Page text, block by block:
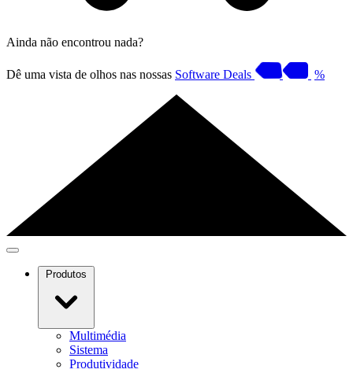
Ainda não encontrou nada?
Dê uma vista de olhos nas nossas Software Deals %
Produtos
Multimédia
Sistema
Produtividade